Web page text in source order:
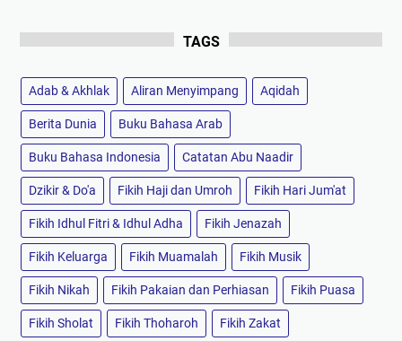
TAGS
Adab & Akhlak Aliran Menyimpang Aqidah
Berita Dunia Buku Bahasa Arab
Buku Bahasa Indonesia Catatan Abu Naadir
Dzikir & Do'a Fikih Haji dan Umroh Fikih Hari Jum'at
Fikih Idhul Fitri & Idhul Adha Fikih Jenazah
Fikih Keluarga Fikih Muamalah Fikih Musik
Fikih Nikah Fikih Pakaian dan Perhiasan Fikih Puasa
Fikih Sholat Fikih Thoharoh Fikih Zakat